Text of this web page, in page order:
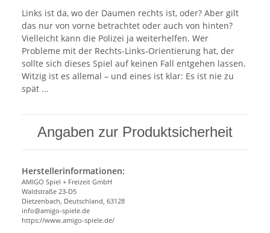
Links ist da, wo der Daumen rechts ist, oder? Aber gilt
das nur von vorne betrachtet oder auch von hinten?
Vielleicht kann die Polizei ja weiterhelfen. Wer
Probleme mit der Rechts-Links-Orientierung hat, der
sollte sich dieses Spiel auf keinen Fall entgehen lassen.
Witzig ist es allemal – und eines ist klar: Es ist nie zu
spät ...
Angaben zur Produktsicherheit
Herstellerinformationen:
AMIGO Spiel + Freizeit GmbH
Waldstraße 23-D5
Dietzenbach, Deutschland, 63128
info@amigo-spiele.de
https://www.amigo-spiele.de/